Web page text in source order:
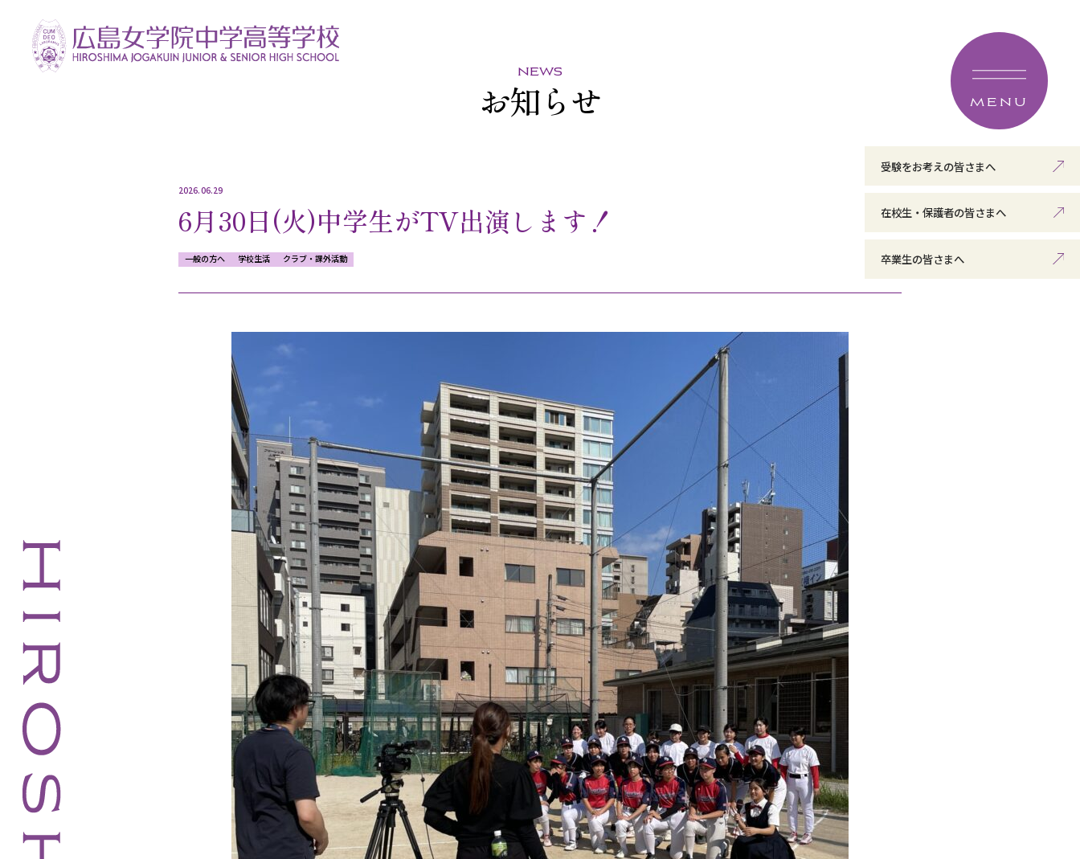
MENU
受験をお考えの皆さまへ
在校生・保護者の皆さまへ
卒業生の皆さまへ
news
お知らせ
2026.06.29
6月30日(火)中学生がTV出演します！
一般の方へ 学校生活 クラブ・課外活動